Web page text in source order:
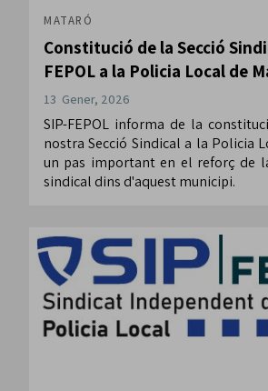
MATARÓ
Constitució de la Secció
FEPOL a la Policia Local de
13 Gener, 2026
SIP-FEPOL informa de la
nostra Secció Sindical a la Policia
un pas important en el reforç de
sindical dins d'aquest municipi.